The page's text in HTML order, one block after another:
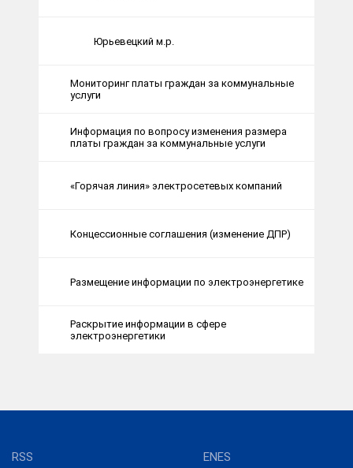
Юрьевецкий м.р.
Мониторинг платы граждан за коммунальные
услуги
Информация по вопросу изменения размера
платы граждан за коммунальные услуги
«Горячая линия» электросетевых компаний
Концессионные соглашения (изменение ДПР)
Размещение информации по электроэнергетике
Раскрытие информации в сфере
электроэнергетики
RSS
ENES